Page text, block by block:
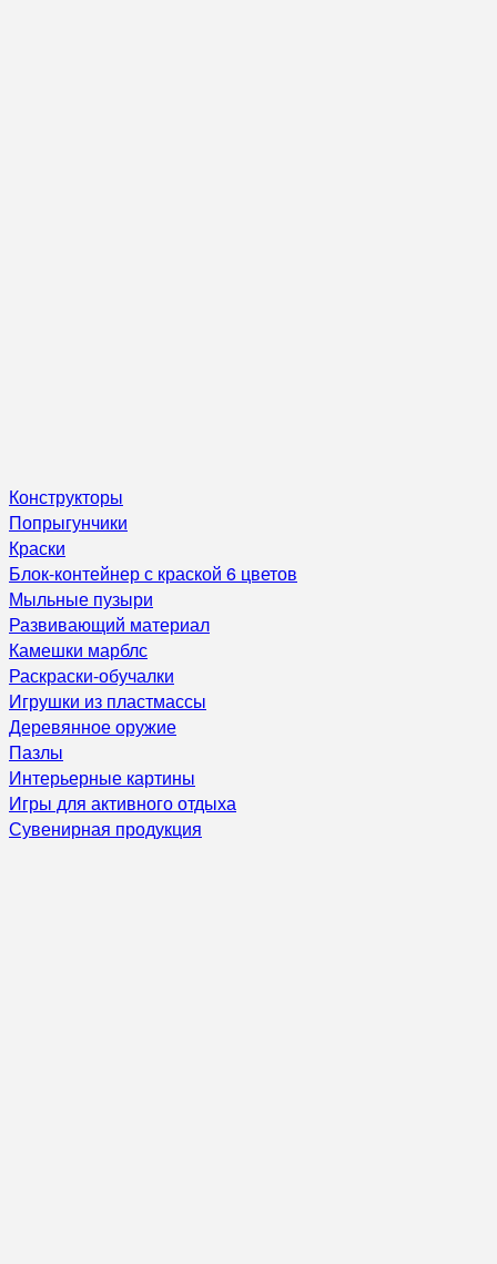
Конструкторы
Попрыгунчики
Краски
Блок-контейнер с краской 6 цветов
Мыльные пузыри
Развивающий материал
Камешки марблс
Раскраски-обучалки
Игрушки из пластмассы
Деревянное оружие
Пазлы
Интерьерные картины
Игры для активного отдыха
Сувенирная продукция